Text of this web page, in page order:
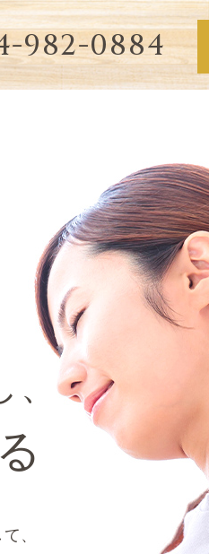
982-0884
、
、